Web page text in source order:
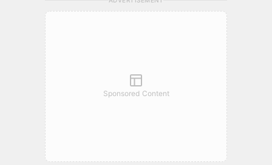
Sponsored Content